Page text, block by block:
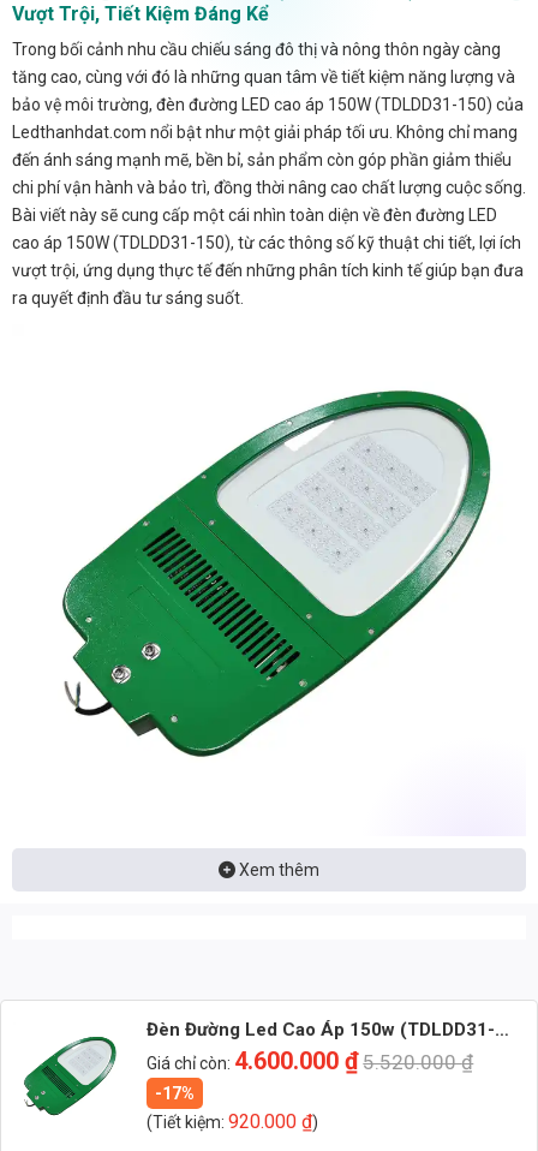
Vượt Trội, Tiết Kiệm Đáng Kể
Trong bối cảnh nhu cầu chiếu sáng đô thị và nông thôn ngày càng
tăng cao, cùng với đó là những quan tâm về tiết kiệm năng lượng và
bảo vệ môi trường, đèn đường LED cao áp 150W (TDLDD31-150) của
Ledthanhdat.com nổi bật như một giải pháp tối ưu. Không chỉ mang
đến ánh sáng mạnh mẽ, bền bỉ, sản phẩm còn góp phần giảm thiểu
chi phí vận hành và bảo trì, đồng thời nâng cao chất lượng cuộc sống.
Bài viết này sẽ cung cấp một cái nhìn toàn diện về đèn đường LED
cao áp 150W (TDLDD31-150), từ các thông số kỹ thuật chi tiết, lợi ích
vượt trội, ứng dụng thực tế đến những phân tích kinh tế giúp bạn đưa
ra quyết định đầu tư sáng suốt.
Nhận báo giá đèn LED – tư vấn nhanh & giá tận xưởng
Zalo 1 (Tư vấn chính)
Zalo 2 (Hỗ trợ nhanh)
Xem thêm
Đèn Đường Led Cao Áp 150w (TDLDD31-
150)
Giá chỉ còn: 4.600.000₫5.520.000₫
-17%
(Tiết kiệm:920.000₫)